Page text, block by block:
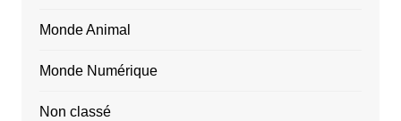
Monde Animal
Monde Numérique
Non classé